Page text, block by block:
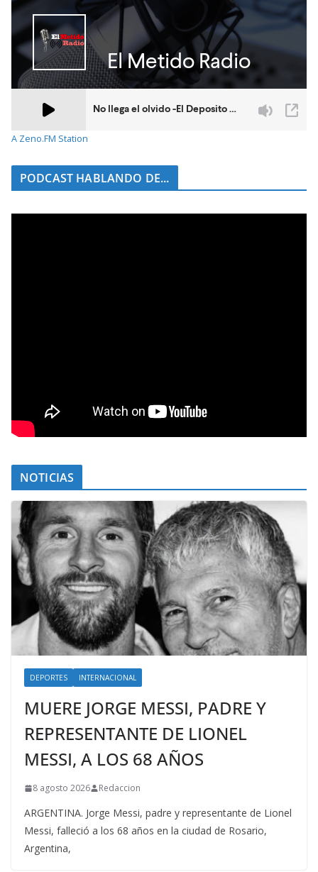
A Zeno.FM Station
PODCAST HABLANDO DE...
NOTICIAS
DEPORTES INTERNACIONAL
MUERE JORGE MESSI, PADRE Y
REPRESENTANTE DE LIONEL
MESSI, A LOS 68 AÑOS
8 agosto 2026 Redaccion
ARGENTINA. Jorge Messi, padre y representante de Lionel
Messi, falleció a los 68 años en la ciudad de Rosario,
Argentina,